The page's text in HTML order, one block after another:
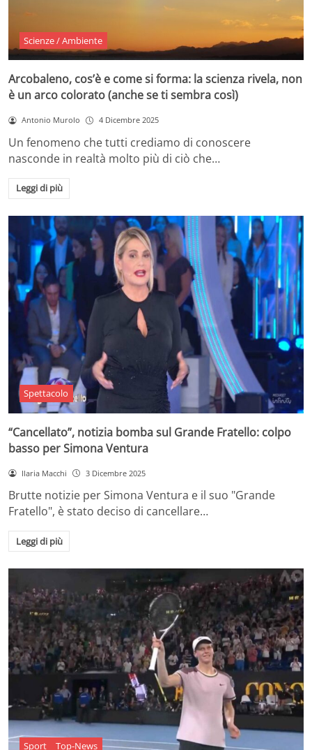
Scienze / Ambiente
Arcobaleno, cos’è e come si forma: la scienza rivela, non
è un arco colorato (anche se ti sembra così)
Antonio Murolo 4 Dicembre 2025
Un fenomeno che tutti crediamo di conoscere
nasconde in realtà molto più di ciò che…
Leggi di più
Spettacolo
“Cancellato”, notizia bomba sul Grande Fratello: colpo
basso per Simona Ventura
Ilaria Macchi 3 Dicembre 2025
Brutte notizie per Simona Ventura e il suo "Grande
Fratello", è stato deciso di cancellare…
Leggi di più
Sport Top-News